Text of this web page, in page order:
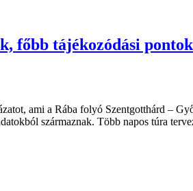
főbb tájékozódási
ami a Rába folyó Szentgotthárd –
származnak. Több napos túra